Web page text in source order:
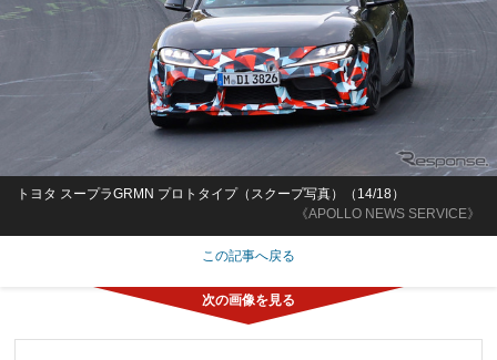
《APOLLO NEWS SERVICE》
トヨタ スープラGRMN プロトタイプ（スクープ写真）（14/18）
この記事へ戻る